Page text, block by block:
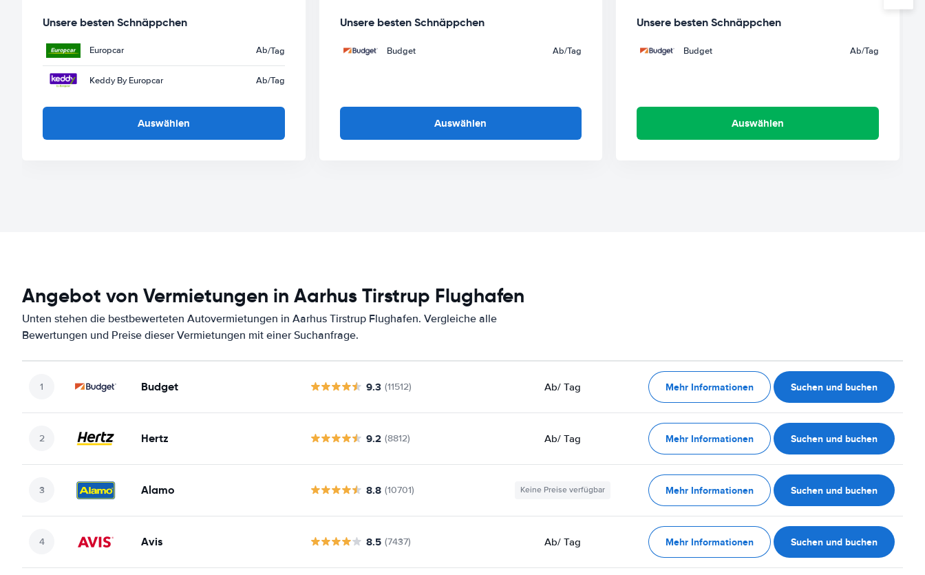
Unsere besten Schnäppchen
Europcar Ab/Tag
Keddy By Europcar Ab/Tag
Auswählen
Unsere besten Schnäppchen
Budget Ab/Tag
Auswählen
Unsere besten Schnäppchen
Budget Ab/Tag
Auswählen
Angebot von Vermietungen in Aarhus Tirstrup Flughafen
Unten stehen die bestbewerteten Autovermietungen in Aarhus Tirstrup Flughafen. Vergleiche alle
Bewertungen und Preise dieser Vermietungen mit einer Suchanfrage.
Budget 9.3 (11512) Ab/ Tag Mehr Informationen Suchen und buchen
Hertz 9.2 (8812) Ab/ Tag Mehr Informationen Suchen und buchen
Alamo 8.8 (10701) Keine Preise verfügbar Mehr Informationen Suchen und buchen
Avis 8.5 (7437) Ab/ Tag Mehr Informationen Suchen und buchen